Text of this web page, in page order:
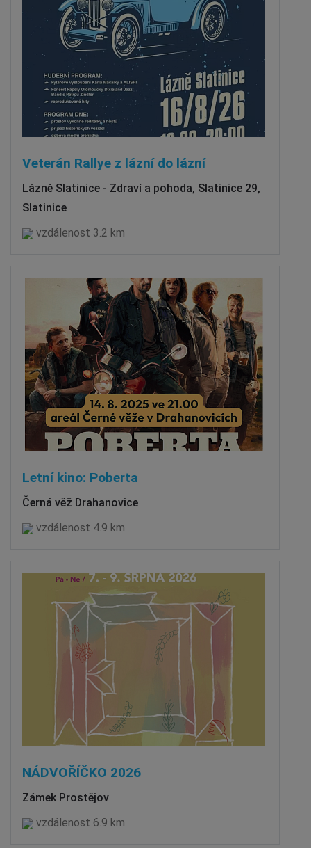
Veterán Rallye z lázní do lázní
Lázně Slatinice - Zdraví a pohoda, Slatinice 29,
Slatinice
vzdálenost 3.2 km
Letní kino: Poberta
Černá věž Drahanovice
vzdálenost 4.9 km
NÁDVOŘÍČKO 2026
Zámek Prostějov
vzdálenost 6.9 km